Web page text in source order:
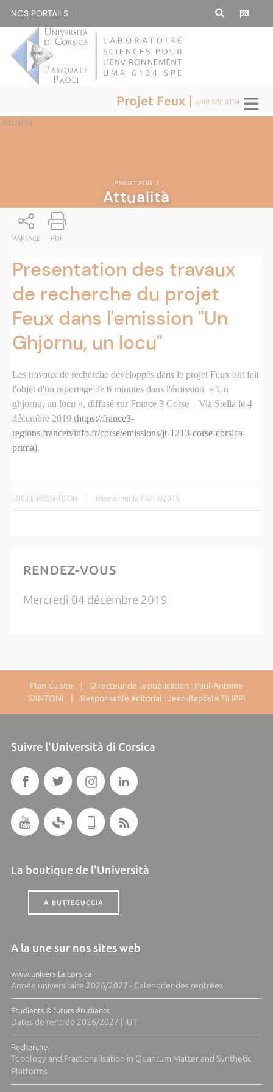
NOS PORTAILS :
Projet Feux | UMR SPE 6134
Attualità
PROJET FEUX |
Attualità
PARTAGE PDF
Presentation des travaux
de recherche du projet
Feux dans l'emission "Un
Ghjornu, un locu"
Les travaux de recherche développés dans le projet Feux ont fait
l'objet d'un reportage de 6 minutes dans l'émission « Un
ghjornu, un locu », diffusé sur France 3 Corse – Via Stella le 4
décembre 2019 (https://france3-
regions.francetvinfo.fr/corse/emissions/jt-1213-corse-corsica-
prima).
LUCILE ROSSI-TISON | Mise à jour le 06/12/2019
RENDEZ-VOUS
Mercredi 04 décembre 2019
Plan du site | Directeur de la publication : Paul-Antoine
SANTONI | Responsable éditorial : Jean-Baptiste FILIPPI
Suivre l'Università di Corsica
La boutique de l'Università
A BUTTEGUCCIA
A la une sur nos sites web
www.universita.corsica
Année universitaire 2026/2027 - Calendrier des rentrées
Etudiants & futurs étudiants
Dates de rentrée 2026/2027 | IUT
Recherche
Topology and Fractionalisation in Quantum Matter and Synthetic
Platforms